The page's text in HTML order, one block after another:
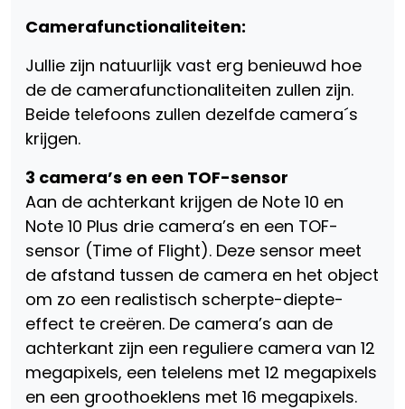
Camerafunctionaliteiten:
Jullie zijn natuurlijk vast erg benieuwd hoe
de de camerafunctionaliteiten zullen zijn.
Beide telefoons zullen dezelfde camera´s
krijgen.
3 camera’s en een TOF-sensor
Aan de achterkant krijgen de Note 10 en
Note 10 Plus drie camera’s en een TOF-
sensor (Time of Flight). Deze sensor meet
de afstand tussen de camera en het object
om zo een realistisch scherpte-diepte-
effect te creëren. De camera’s aan de
achterkant zijn een reguliere camera van 12
megapixels, een telelens met 12 megapixels
en een groothoeklens met 16 megapixels.